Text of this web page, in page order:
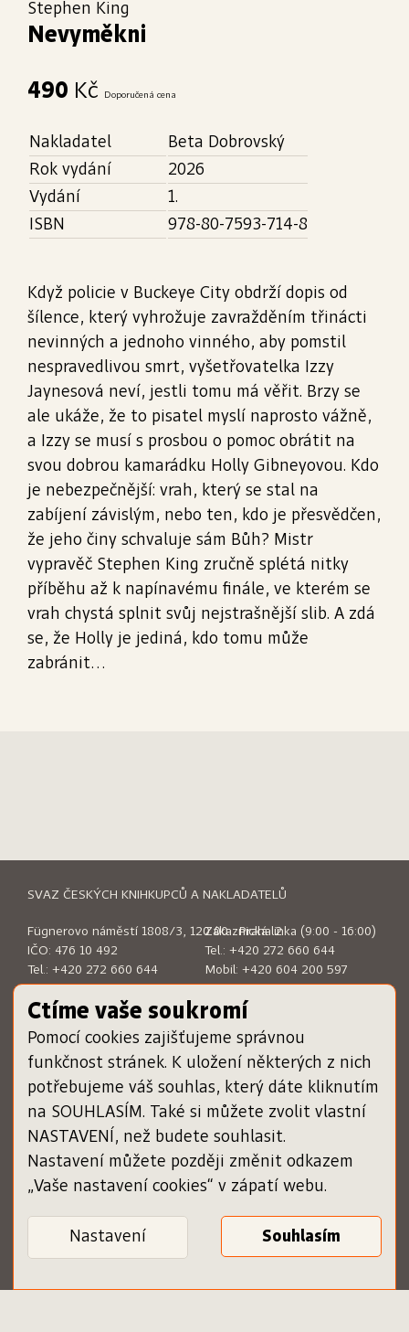
Stephen King
Nevyměkni
490 Kč Doporučená cena
Nakladatel
Beta Dobrovský
Rok vydání
2026
Vydání
1.
ISBN
978-80-7593-714-8
Když policie v Buckeye City obdrží dopis od
šílence, který vyhrožuje zavražděním třinácti
nevinných a jednoho vinného, aby pomstil
nespravedlivou smrt, vyšetřovatelka Izzy
Jaynesová neví, jestli tomu má věřit. Brzy se
ale ukáže, že to pisatel myslí naprosto vážně,
a Izzy se musí s prosbou o pomoc obrátit na
svou dobrou kamarádku Holly Gibneyovou. Kdo
je nebezpečnější: vrah, který se stal na
zabíjení závislým, nebo ten, kdo je přesvědčen,
že jeho činy schvaluje sám Bůh? Mistr
vypravěč Stephen King zručně splétá nitky
příběhu až k napínavému finále, ve kterém se
vrah chystá splnit svůj nejstrašnější slib. A zdá
se, že Holly je jediná, kdo tomu může
zabránit…
SVAZ ČESKÝCH KNIHKUPCŮ A NAKLADATELŮ
Fügnerovo náměstí 1808/3, 120 00 Praha 2
IČO: 476 10 492
Tel.: +420 272 660 644
E-mail:sckn@sckn.cz
Zákaznická linka (9:00 - 16:00)
Tel.: +420 272 660 644
Mobil: +420 604 200 597
E-mail:info@dameknihu.cz
MENU
Uplatnit poukázku
Inspiromat
O projektu
Kontakty
ODKAZY
www.svetknihy.cz
www.knihatislusi.cz
www.nejlepsiknihydetem.cz
www.cenajirihoortena.cz
www.ceskeknihy.cz
časopis Knižní novinky
Obchodní podmínky
Ctíme vaše soukromí
Pomocí cookies zajišťujeme správnou
funkčnost stránek. K uložení některých z nich
potřebujeme váš souhlas, který dáte kliknutím
na SOUHLASÍM. Také si můžete zvolit vlastní
NASTAVENÍ, než budete souhlasit.
Nastavení můžete později změnit odkazem
„Vaše nastavení cookies“ v zápatí webu.
Nastavení